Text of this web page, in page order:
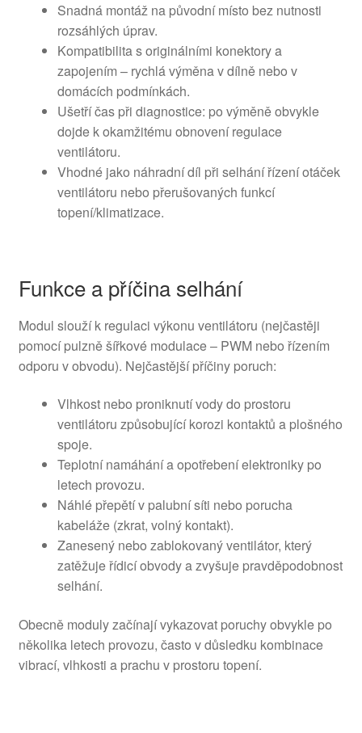
Snadná montáž na původní místo bez nutnosti
rozsáhlých úprav.
Kompatibilita s originálními konektory a
zapojením – rychlá výměna v dílně nebo v
domácích podmínkách.
Ušetří čas při diagnostice: po výměně obvykle
dojde k okamžitému obnovení regulace
ventilátoru.
Vhodné jako náhradní díl při selhání řízení otáček
ventilátoru nebo přerušovaných funkcí
topení/klimatizace.
Funkce a příčina selhání
Modul slouží k regulaci výkonu ventilátoru (nejčastěji
pomocí pulzně šířkové modulace – PWM nebo řízením
odporu v obvodu). Nejčastější příčiny poruch:
Vlhkost nebo proniknutí vody do prostoru
ventilátoru způsobující korozi kontaktů a plošného
spoje.
Teplotní namáhání a opotřebení elektroniky po
letech provozu.
Náhlé přepětí v palubní síti nebo porucha
kabeláže (zkrat, volný kontakt).
Zanesený nebo zablokovaný ventilátor, který
zatěžuje řídicí obvody a zvyšuje pravděpodobnost
selhání.
Obecně moduly začínají vykazovat poruchy obvykle po
několika letech provozu, často v důsledku kombinace
vibrací, vlhkosti a prachu v prostoru topení.